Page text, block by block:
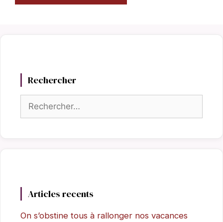
Rechercher
Rechercher :
Articles recents
On s’obstine tous à rallonger nos vacances